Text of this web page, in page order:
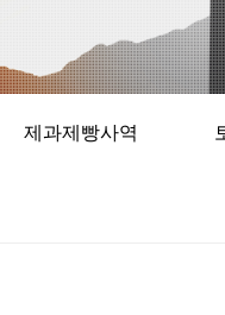
제과제빵사역